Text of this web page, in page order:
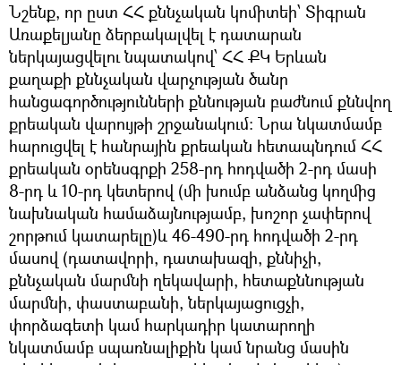
Նշենք, որ ըստ ՀՀ քննչական կոմիտեի՝ Տիգրան
Առաքելյանը ձերբակալվել է դատարան
ներկայացվելու նպատակով՝ ՀՀ ՔԿ Երևան
քաղաքի քննչական վարչության ծանր
հանցագործությունների քննության բաժնում քննվող
քրեական վարույթի շրջանակում։ Նրա նկատմամբ
հարուցվել է հանրային քրեական հետապնդում ՀՀ
քրեական օրենսգրքի 258-րդ հոդվածի 2-րդ մասի
8-րդ և 10-րդ կետերով (մի խումբ անձանց կողմից
նախնական համաձայնությամբ, խոշոր չափերով
շորթում կատարելը)և 46-490-րդ հոդվածի 2-րդ
մասով (դատավորի, դատախազի, քննիչի,
քննչական մարմնի ղեկավարի, հետաքննության
մարմնի, փաստաբանի, ներկայացուցչի,
փորձագետի կամ հարկադիր կատարողի
նկատմամբ սպառնալիքին կամ նրանց մասին